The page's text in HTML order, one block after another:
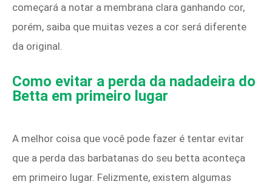
começará a notar a membrana clara ganhando cor,
porém, saiba que muitas vezes a cor será diferente
da original.
Como evitar a perda da nadadeira do
Betta em primeiro lugar
A melhor coisa que você pode fazer é tentar evitar
que a perda das barbatanas do seu betta aconteça
em primeiro lugar. Felizmente, existem algumas